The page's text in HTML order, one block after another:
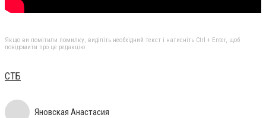
Якщо ви помітили помилку, виділіть необхідний текст і натисніть Ctrl + Enter, щоб
повідомити про це редакцію
СТБ
Яновская Анастасия